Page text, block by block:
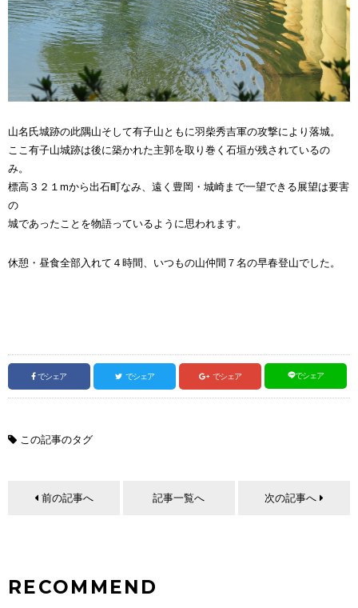
山名氏城跡の此隅山そして有子山ともに羽柴秀吉軍の攻撃により落城。
ここ有子山城跡は後に築かれた主郭を取り巻く石垣が残されているの
み。
標高３２１mから出石町なみ、遠く豊岡・城崎まで一望できる展望は要害
の
城であったことを物語っているように思われます。
休憩・昼食全部入れて４時間、いつもの山仲間７名の早春登山でした。
でシェア でシェア でシェア でシェア
この記事のタグ
前の記事へ 記事一覧へ 次の記事へ
RECOMMEND